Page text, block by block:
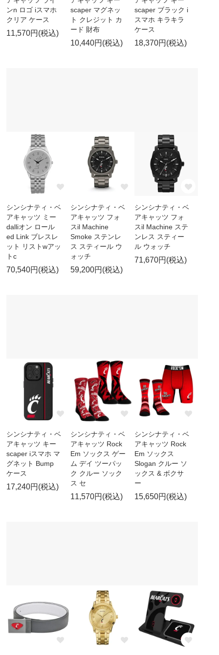
ンn ロゴ iスマホ
クリア ケース
11,570円(税込)
scaper マグネッ
ト クレジット カ
ード 財布
10,440円(税込)
scaper ブラック i
スマホ キラキラ
ケース
18,370円(税込)
シンシナティ・ベ
アキャッツ ミー
dalliオン ロール
ed Link ブレスレ
ット リストwアッ
トc
70,540円(税込)
シンシナティ・ベ
アキャッツ フォ
スil Machine
Smoke ステンレ
ス スティール ウ
ォッチ
59,200円(税込)
シンシナティ・ベ
アキャッツ フォ
スil Machine ステ
ンレス スティー
ル ウォッチ
71,670円(税込)
シンシナティ・ベ
アキャッツ キー
scaper iスマホ マ
グネット Bump
ケース
17,240円(税込)
シンシナティ・ベ
アキャッツ Rock
Em ソックス ゲー
ム デイ ツーパッ
ク クルー ソック
ス セ
11,570円(税込)
シンシナティ・ベ
アキャッツ Rock
Em ソックス
Slogan クルー ソ
ックス & ボクサ
ー
15,650円(税込)